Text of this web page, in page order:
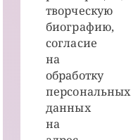
творческую
биографию,
согласие
на
обработку
персональных
данных
на